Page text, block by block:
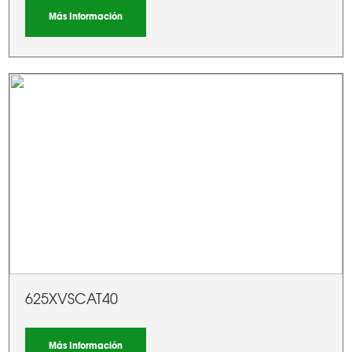
Más Información
625XVSCAT40
Más Información